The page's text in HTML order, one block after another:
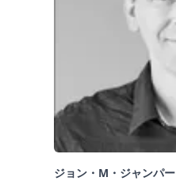
ジョン・M・ジャンパー